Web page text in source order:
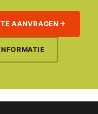
AANVRAGEN